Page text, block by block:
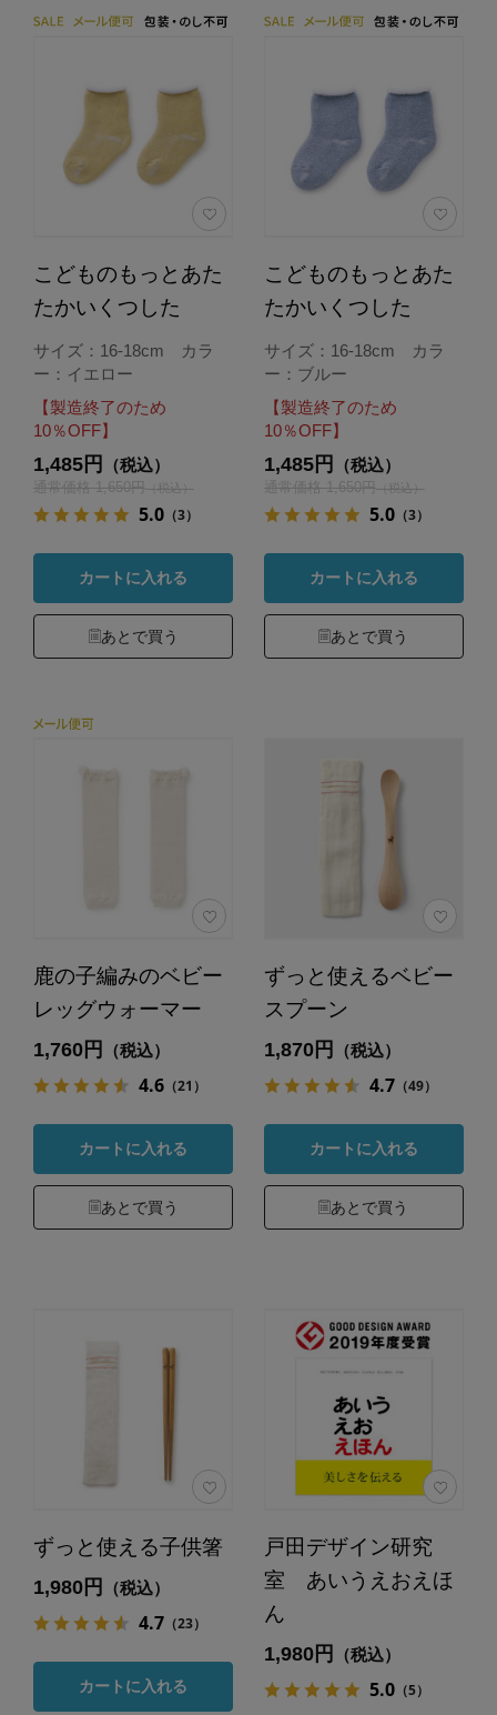
こどものもっとあた
たかいくつした
サイズ：16-18cm カラ
ー：イエロー
【製造終了のため
10％OFF】
1,485円 （税込）
通常価格 1,650円 （税込）
5.0（3）
カートに入れる
あとで買う
こどものもっとあた
たかいくつした
サイズ：16-18cm カラ
ー：ブルー
【製造終了のため
10％OFF】
1,485円 （税込）
通常価格 1,650円 （税込）
5.0（3）
カートに入れる
あとで買う
鹿の子編みのベビー
レッグウォーマー
1,760円 （税込）
4.6（21）
カートに入れる
あとで買う
ずっと使えるベビー
スプーン
1,870円 （税込）
4.7（49）
カートに入れる
あとで買う
ずっと使える子供箸
1,980円 （税込）
4.7（23）
カートに入れる
戸田デザイン研究
室 あいうえおえほ
ん
1,980円 （税込）
5.0（5）